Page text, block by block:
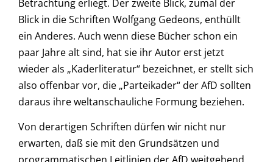
Betrachtung erliegt. Der zweite Blick, zumal der
Blick in die Schriften Wolfgang Gedeons, enthüllt
ein Anderes. Auch wenn diese Bücher schon ein
paar Jahre alt sind, hat sie ihr Autor erst jetzt
wieder als „Kaderliteratur“ bezeichnet, er stellt sich
also offenbar vor, die „Parteikader“ der AfD sollten
daraus ihre weltanschauliche Formung beziehen.
Von derartigen Schriften dürfen wir nicht nur
erwarten, daß sie mit den Grundsätzen und